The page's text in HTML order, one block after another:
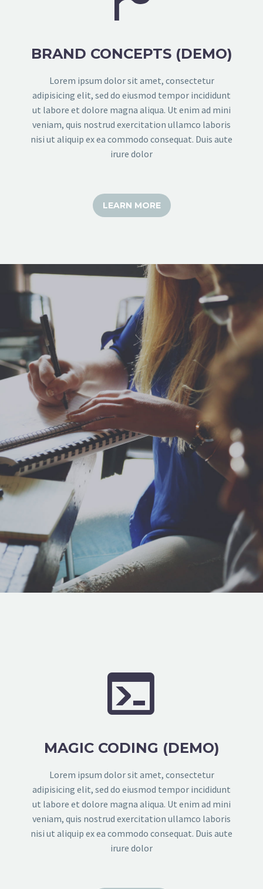
BRAND CONCEPTS (DEMO)
Lorem ipsum dolor sit amet, consectetur
adipisicing elit, sed do eiusmod tempor incididunt
ut labore et dolore magna aliqua. Ut enim ad mini
veniam, quis nostrud exercitation ullamco laboris
nisi ut aliquip ex ea commodo consequat. Duis aute
irure dolor
LEARN MORE


MAGIC CODING (DEMO)
Lorem ipsum dolor sit amet, consectetur
adipisicing elit, sed do eiusmod tempor incididunt
ut labore et dolore magna aliqua. Ut enim ad mini
veniam, quis nostrud exercitation ullamco laboris
nisi ut aliquip ex ea commodo consequat. Duis aute
irure dolor